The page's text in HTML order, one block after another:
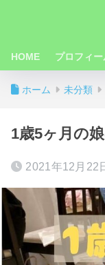
HOME プロフィー
ホーム 未分類
1歳5ヶ月の
2021年12月22